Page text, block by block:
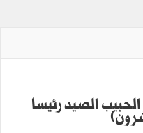
الصيد رئيسا